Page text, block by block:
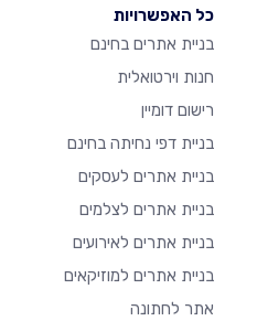
כל האפשרויות
בניית אתרים בחינם
חנות וירטואלית
רישום דומיין
בניית דפי נחיתה בחינם
בניית אתרים לעסקים
בניית אתרים לצלמים
בניית אתרים לאירועים
בניית אתרים למוזיקאים
אתר לחתונה